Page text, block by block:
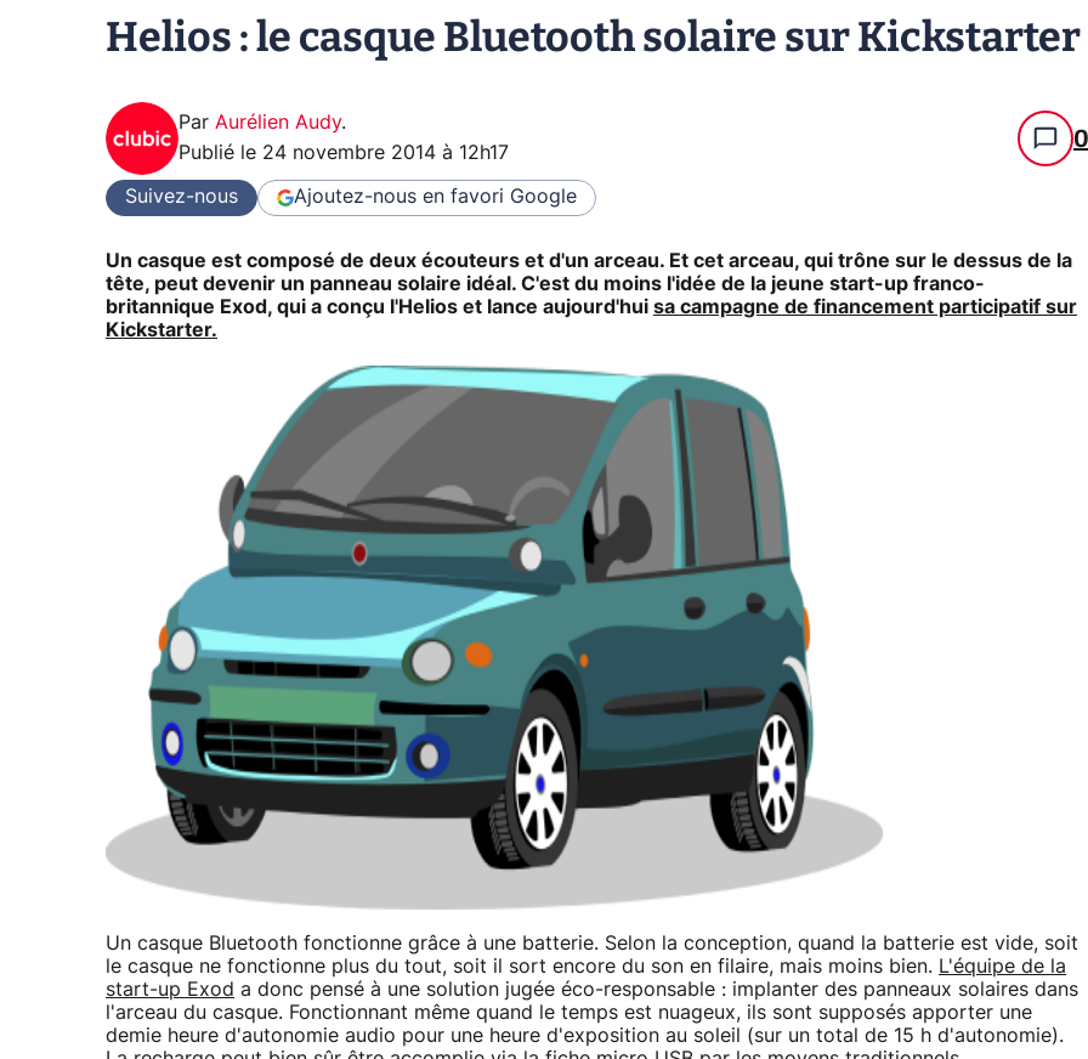
Helios : le casque Bluetooth solaire sur Kickstarter
Par Aurélien Audy.
Publié le 24 novembre 2014 à 12h17 0
Suivez-nous Ajoutez-nous en favori Google
Un casque est composé de deux écouteurs et d'un arceau. Et cet arceau, qui trône sur le dessus de la
tête, peut devenir un panneau solaire idéal. C'est du moins l'idée de la jeune start-up franco-
britannique Exod, qui a conçu l'Helios et lance aujourd'hui sa campagne de financement participatif sur
Kickstarter.
Un casque Bluetooth fonctionne grâce à une batterie. Selon la conception, quand la batterie est vide, soit
le casque ne fonctionne plus du tout, soit il sort encore du son en filaire, mais moins bien. L'équipe de la
start-up Exod a donc pensé à une solution jugée éco-responsable : implanter des panneaux solaires dans
l'arceau du casque. Fonctionnant même quand le temps est nuageux, ils sont supposés apporter une
demie heure d'autonomie audio pour une heure d'exposition au soleil (sur un total de 15 h d'autonomie).